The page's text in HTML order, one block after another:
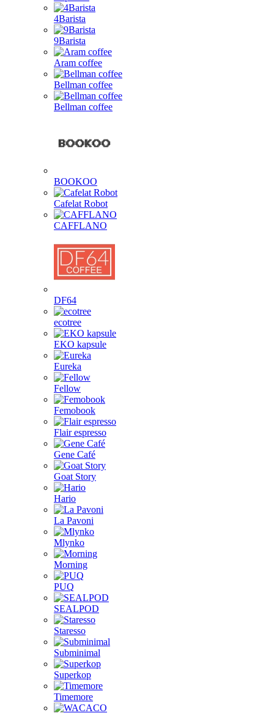
4Barista
9Barista
Aram coffee
Bellman coffee
Bellman coffee
BOOKOO
Cafelat Robot
CAFFLANO
DF64
ecotree
EKO kapsule
Eureka
Fellow
Femobook
Flair espresso
Gene Café
Goat Story
Hario
La Pavoni
Mlynko
Morning
PUQ
SEALPOD
Staresso
Subminimal
Superkop
Timemore